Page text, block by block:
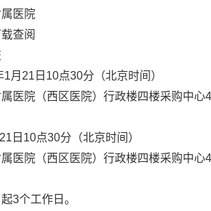
医院
查阅
1月21日10点30分 （北京时间）
医院（西区医院） 行政楼四楼采购中心
日10点30分 （北京时间）
医院（西区医院） 行政楼四楼采购中心
3个工作日。